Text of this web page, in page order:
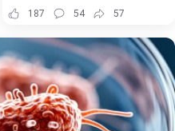
187
54 57